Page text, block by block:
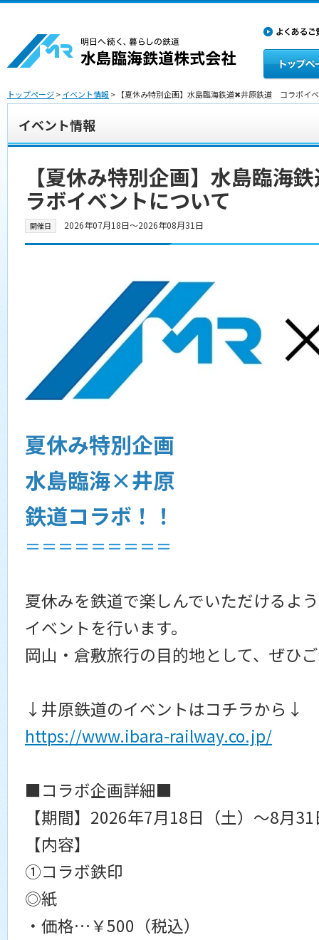
トップページ>イベント情報> 【夏休み特別企画】水島臨海鉄道✖井原鉄道 コラボイ
イベント情報
【夏休み特別企画】水島臨
ラボイベントについて
開催日 2026年07月18日〜2026年08月31日
夏休み特別企画
水島臨海×井原
鉄道コラボ！！
＝＝＝＝＝＝＝＝＝
夏休みを鉄道で楽しんでいただけるよ
イベントを行います。
岡山・倉敷旅行の目的地として、ぜひ
↓井原鉄道のイベントはコチラから↓
https://www.ibara-railway.co.jp/
■コラボ企画詳細■
【期間】2026年7月18日（土）～8月
【内容】
①コラボ鉄印
◎紙
・価格…￥500（税込）